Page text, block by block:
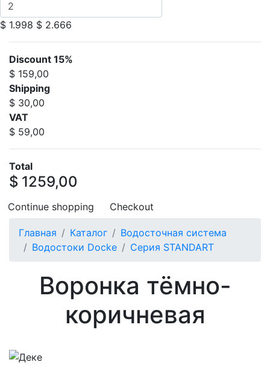
$ 1.998 $ 2.666
Discount 15%
$ 159,00
Shipping
$ 30,00
VAT
$ 59,00
Total
$ 1259,00
Continue shopping Checkout
Главная Каталог
Водосточная система
Водостоки Docke
Серия STANDART
Воронка тёмно-
коричневая